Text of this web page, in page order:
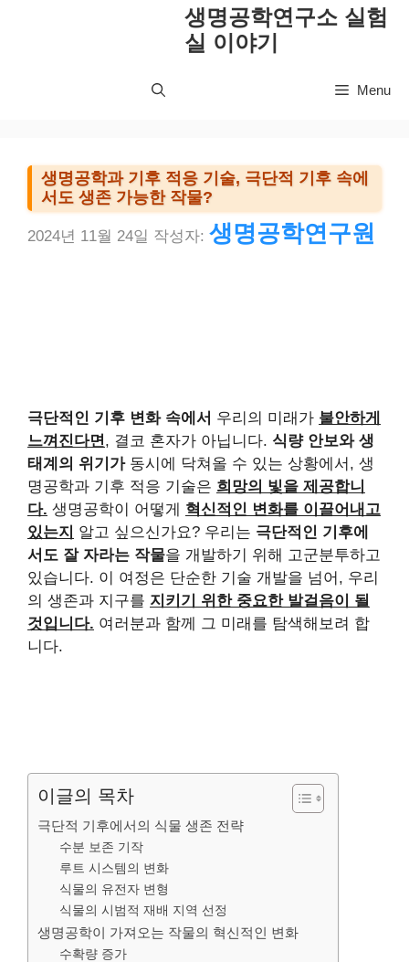
생명공학연구소 실험
실 이야기
Menu
생명공학과 기후 적응 기술, 극단적 기후 속에
서도 생존 가능한 작물?
2024년 11월 24일 작성자: 생명공학연구원
극단적인 기후 변화 속에서 우리의 미래가 불안하게
느껴진다면 , 결코 혼자가 아닙니다. 식량 안보와 생
태계의 위기가동시에 닥쳐올 수 있는 상황에서, 생
명공학과 기후 적응 기술은 희망의 빛을 제공합니
다. 생명공학이 어떻게 혁신적인 변화를 이끌어내고
있는지 알고 싶으신가요? 우리는 극단적인 기후에
서도 잘 자라는 작물을 개발하기 위해 고군분투하고
있습니다. 이 여정은 단순한 기술 개발을 넘어, 우리
의 생존과 지구를 지키기 위한 중요한 발걸음이 될
것입니다. 여러분과 함께 그 미래를 탐색해보려 합
니다.
이글의 목차
극단적 기후에서의 식물 생존 전략
수분 보존 기작
루트 시스템의 변화
식물의 유전자 변형
식물의 시범적 재배 지역 선정
생명공학이 가져오는 작물의 혁신적인 변화
수확량 증가